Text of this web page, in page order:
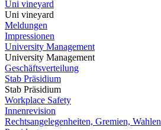
Uni vineyard
Uni vineyard
Meldungen
Impressionen
University Management
University Management
Geschäftsverteilung
Stab Präsidium
Stab Präsidium
Workplace Safety
Innenrevision
Rechtsangelegenheiten, Gremien, Wahlen